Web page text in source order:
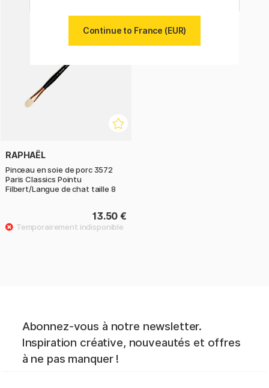
RAPHAËL
Pinceau en soie de porc 3572
Paris Classics Pointu
Filbert/Langue de chat taille 8
13.50 €
Abonnez-vous à notre newsletter.
Inspiration créative, nouveautés et offres
à ne pas manquer !
Continue to France (EUR)